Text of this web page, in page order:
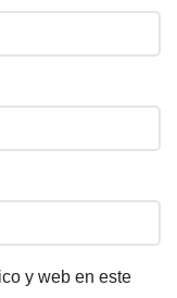
y web en este